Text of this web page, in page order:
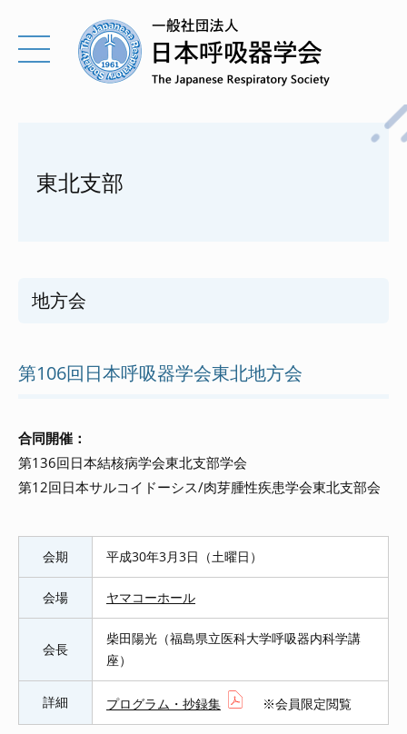
東北支部
地方会
第106回日本呼吸器学会東北地方会
合同開催：
第136回日本結核病学会東北支部学会
第12回日本サルコイドーシス/肉芽腫性疾患学会東北支部会
会期 平成30年3月3日（土曜日）
会場 ヤマコーホール
会長
柴田陽光（福島県立医科大学呼吸器内科学講
座）
詳細 プログラム・抄録集 ※会員限定閲覧